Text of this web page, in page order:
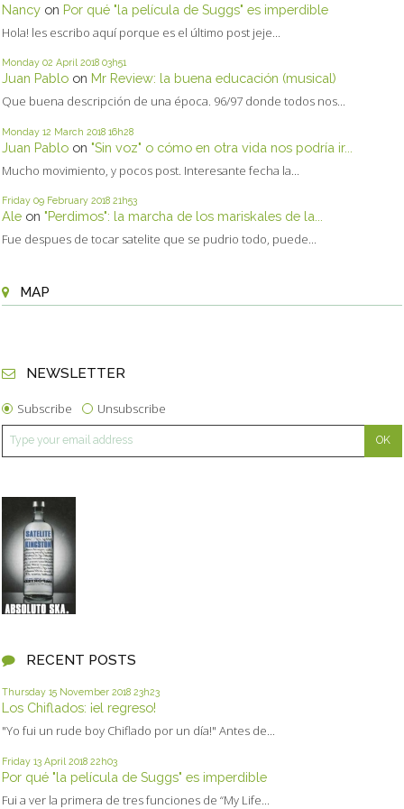
Nancy on Por qué "la película de Suggs" es imperdible
Hola! les escribo aquí porque es el último post jeje...
Monday 02 April 2018 03h51
Juan Pablo on Mr Review: la buena educación (musical)
Que buena descripción de una época. 96/97 donde todos nos...
Monday 12 March 2018 16h28
Juan Pablo on "Sin voz" o cómo en otra vida nos podría ir...
Mucho movimiento, y pocos post. Interesante fecha la...
Friday 09 February 2018 21h53
Ale on "Perdimos": la marcha de los mariskales de la...
Fue despues de tocar satelite que se pudrio todo, puede...
MAP
NEWSLETTER
Subscribe Unsubscribe
RECENT POSTS
Thursday 15 November 2018 23h23
Los Chiflados: ¡el regreso!
"Yo fui un rude boy Chiflado por un día!" Antes de...
Friday 13 April 2018 22h03
Por qué "la película de Suggs" es imperdible
Fui a ver la primera de tres funciones de “My Life...